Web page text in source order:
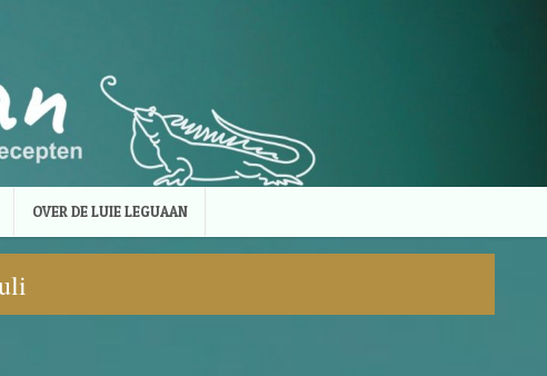
OVER DE LUIE LEGUAAN